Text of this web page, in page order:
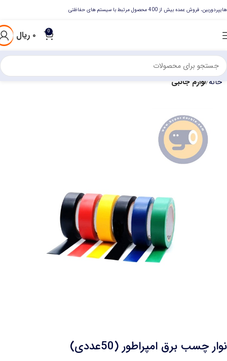
هایپردوربین، فروش عمده بیش از 400 محصول مرتبط با سیستم های حفاظتی
0 ۰ ریال
خانه لوازم جانبی
نوار چسب برق امپراطور (50عددی)